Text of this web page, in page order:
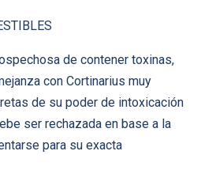
de contener toxinas,
con Cortinarius muy
de su poder de intoxicación
ser rechazada en base a la
para su exacta